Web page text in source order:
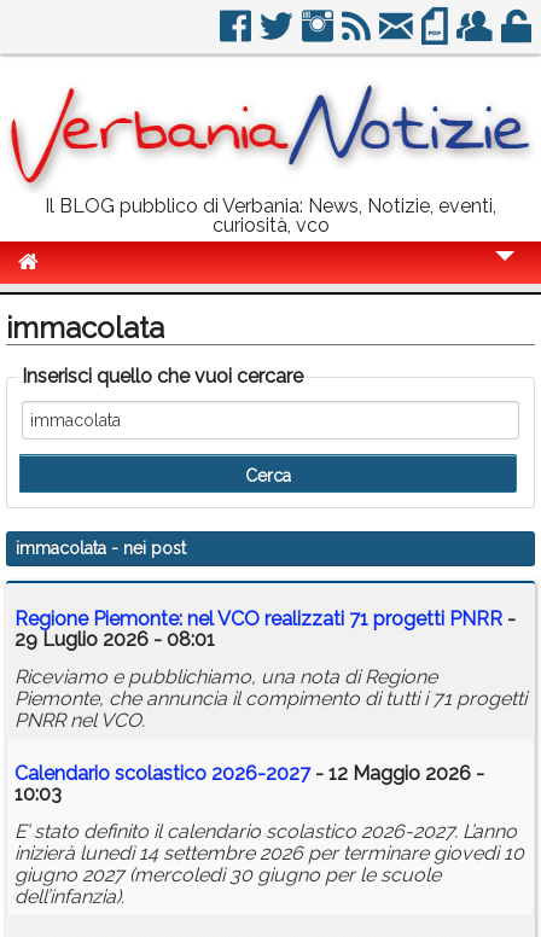
Il BLOG pubblico di Verbania: News, Notizie, eventi,
curiosità, vco
Politica
Sport
Eventi
Info Utili
Rubriche
Calendario
Annunci
immacolata
Inserisci quello che vuoi cercare
immacolata - nei post
Regione Piemonte: nel VCO realizzati 71 progetti PNRR -
29 Luglio 2026 - 08:01
Riceviamo e pubblichiamo, una nota di Regione
Piemonte, che annuncia il compimento di tutti i 71 progetti
PNRR nel VCO.
Calendario scolastico 2026-2027- 12 Maggio 2026 -
10:03
E’ stato definito il calendario scolastico 2026-2027. L’anno
inizierà lunedì 14 settembre 2026 per terminare giovedì 10
giugno 2027 (mercoledì 30 giugno per le scuole
dell’infanzia).